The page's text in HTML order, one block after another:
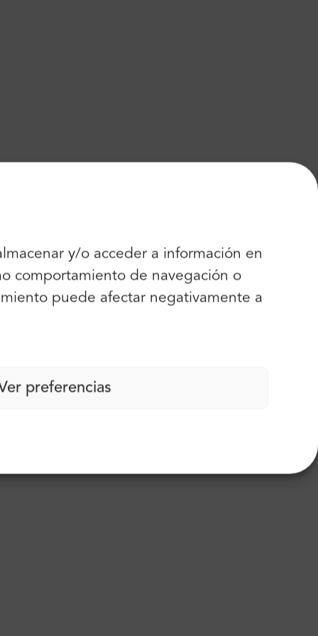
y/o acceder a información en
comportamiento de navegación o
puede afectar negativamente a
preferencias